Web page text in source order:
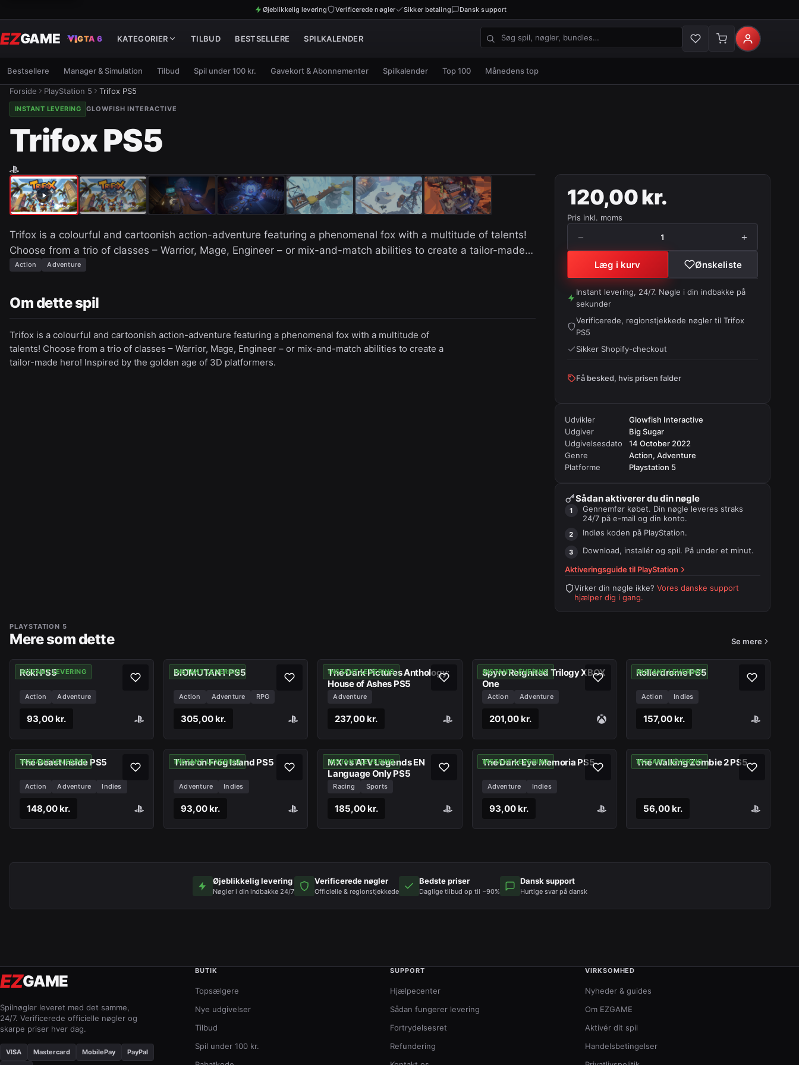
Øjeblikkelig levering Verificerede nøgler Sikker betaling Dansk support
EZGAME GTA 6 KATEGORIER TILBUD BESTSELLERE SPILKALENDER
Søg spil, nøgler og bundles
Bestsellere Manager & Simulation Tilbud Spil under 100 kr. Gavekort & Abonnementer Spilkalender Top 100 Månedens top
Forside PlayStation 5 Trifox PS5
INSTANT LEVERING GLOWFISH INTERACTIVE
Trifox PS5
Trifox is a colourful and cartoonish action-adventure featuring a phenomenal fox with a multitude of talents!
Choose from a trio of classes – Warrior, Mage, Engineer – or mix-and-match abilities to create a tailor-made…
Action Adventure
120,00 kr.
Pris inkl. moms
− 1 +
Læg i kurv Ønskeliste
Instant levering, 24/7. Nøgle i din indbakke på
sekunder
Verificerede, regionstjekkede nøgler tilTrifox
PS5
Sikker Shopify-checkout
Få besked, hvis prisen falder
Udvikler
Glowfish Interactive
Udgiver
Big Sugar
Udgivelsesdato
14 October 2022
Genre
Action, Adventure
Platforme
Playstation 5
Sådan aktiverer du din nøgle
Gennemfør købet. Din nøgle leveres straks
24/7 på e-mail og din konto.
Indløs koden på PlayStation.
Download, installér og spil. På under et minut.
Aktiveringsguide til PlayStation
Virker din nøgle ikke? Vores danske support
hjælper dig i gang.
Om dette spil
Trifox is a colourful and cartoonish action-adventure featuring a phenomenal fox with a multitude of
talents! Choose from a trio of classes – Warrior, Mage, Engineer – or mix-and-match abilities to create a
tailor-made hero! Inspired by the golden age of 3D platformers.
PLAYSTATION 5
Mere som dette Se mere
INSTANT LEVERING
Röki PS5
Action Adventure
93,00 kr.
INSTANT LEVERING
BIOMUTANT PS5
Action Adventure RPG
305,00 kr.
INSTANT LEVERING
The Dark Pictures Anthology:
House of Ashes PS5
Adventure
237,00 kr.
INSTANT LEVERING
Spyro Reignited Trilogy XBOX
One
Action Adventure
201,00 kr.
INSTANT LEVERING
Rollerdrome PS5
Action Indies
157,00 kr.
INSTANT LEVERING
The Beast Inside PS5
Action Adventure Indies
148,00 kr.
INSTANT LEVERING
Time on Frog Island PS5
Adventure Indies
93,00 kr.
INSTANT LEVERING
MX vs ATV Legends EN
Language Only PS5
Racing Sports
185,00 kr.
INSTANT LEVERING
The Dark Eye Memoria PS5
Adventure Indies
93,00 kr.
INSTANT LEVERING
The Walking Zombie 2 PS5
56,00 kr.
Øjeblikkelig levering
Nøgler i din indbakke 24/7
Verificerede nøgler
Officielle & regionstjekkede
Bedste priser
Daglige tilbud op til −90%
Dansk support
Hurtige svar på dansk
EZGAME
Spilnøgler leveret med det samme,
24/7. Verificerede officielle nøgler og
skarpe priser hver dag.
VISA Mastercard MobilePay PayPal
BUTIK
Topsælgere
Nye udgivelser
Tilbud
Spil under 100 kr.
SUPPORT
Hjælpecenter
Sådan fungerer levering
Fortrydelsesret
Refundering
VIRKSOMHED
Nyheder & guides
Om EZGAME
Aktivér dit spil
Handelsbetingelser